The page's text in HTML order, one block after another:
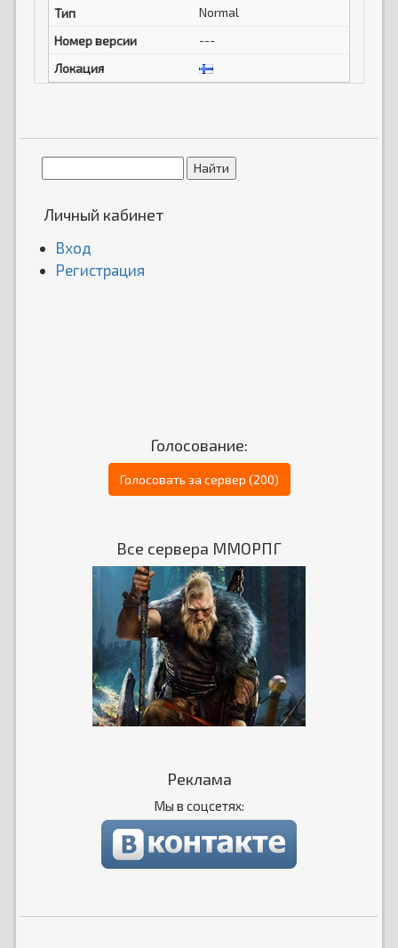
Normal
---
Личный кабинет
Вход
Регистрация
Голосование:
Голосовать за сервер (200)
Все сервера ММОРПГ
Реклама
Мы в соцсетях: